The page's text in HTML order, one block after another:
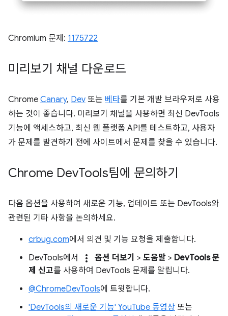
Chromium 문제: 1175722
미리보기 채널 다운로드
Chrome Canary, Dev 또는 베타를 기본 개발 브라우저로 사용
하는 것이 좋습니다. 미리보기 채널을 사용하면 최신 DevTools
기능에 액세스하고, 최신 웹 플랫폼 API를 테스트하고, 사용자
가 문제를 발견하기 전에 사이트에서 문제를 찾을 수 있습니다.
Chrome DevTools팀에 문의하기
다음 옵션을 사용하여 새로운 기능, 업데이트 또는 DevTools와
관련된 기타 사항을 논의하세요.
crbug.com에서 의견 및 기능 요청을 제출합니다.
DevTools에서
more_vert 옵션 더보기 > 도움말 > DevTools 문
제 신고를 사용하여 DevTools 문제를 알립니다.
@ChromeDevTools에 트윗합니다.
'DevTools의 새로운 기능' YouTube 동영상 또는